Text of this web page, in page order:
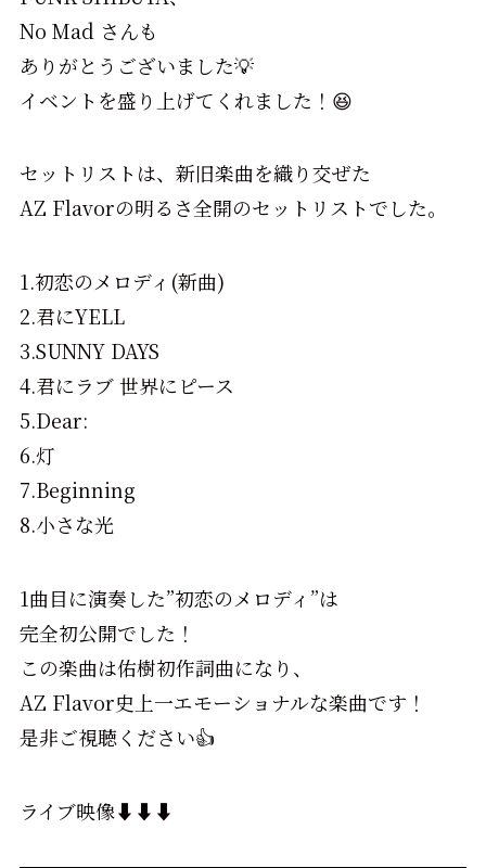
No Mad さんも
ありがとうございました💡
イベントを盛り上げてくれました！😆
セットリストは、新旧楽曲を織り交ぜた
AZ Flavorの明るさ全開のセットリストでした。
1.初恋のメロディ(新曲)
2.君にYELL
3.SUNNY DAYS
4.君にラブ 世界にピース
5.Dear:
6.灯
7.Beginning
8.小さな光
1曲目に演奏した”初恋のメロディ”は
完全初公開でした！
この楽曲は佑樹初作詞曲になり、
AZ Flavor史上一エモーショナルな楽曲です！
是非ご視聴ください👍
ライブ映像⬇️⬇️⬇️